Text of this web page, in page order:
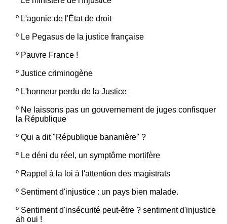
º L'agonie de l'État de droit
º Le Pegasus de la justice française
º Pauvre France !
º Justice criminogène
º L'honneur perdu de la Justice
º Ne laissons pas un gouvernement de juges confisquer
la République
º Qui a dit "République bananière" ?
º Le déni du réel, un symptôme mortifère
º Rappel à la loi à l'attention des magistrats
º Sentiment d'injustice : un pays bien malade.
º Sentiment d'insécurité peut-être ? sentiment d'injustice
ah oui !